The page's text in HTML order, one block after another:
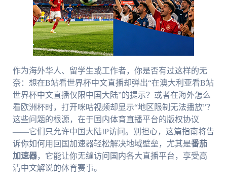
作为海外华人、留学生或工作者，你是否有过这样的无
奈：想在B站看世界杯中文直播却弹出“在澳大利亚看B站
世界杯中文直播仅限中国大陆”的提示？或者在海外怎么
看欧洲杯时，打开咪咕视频却显示“地区限制无法播放”？
这些问题的根源，在于国内体育直播平台的版权协议
——它们只允许中国大陆IP访问。别担心，这篇指南将告
诉你如何用回国加速器轻松解决地域壁垒，尤其是番茄
加速器，它能让你无缝访问国内各大直播平台，享受高
清中文解说的体育赛事。